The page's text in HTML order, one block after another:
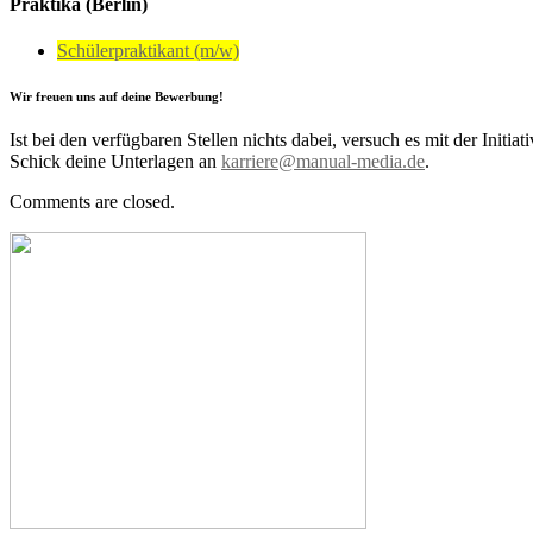
Praktika (Berlin)
Schülerpraktikant (m/w)
Wir freuen uns auf deine Bewerbung!
Ist bei den verfügbaren Stellen nichts dabei, versuch es mit der
Schick deine Unterlagen an karriere@manual-media.de.
Comments are closed.